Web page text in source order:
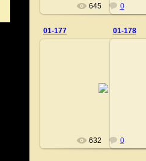
645 0
01-177
632 0
01-178